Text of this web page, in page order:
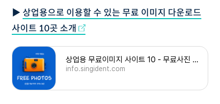
▶ 상업용으로 이용할 수 있는 무료 이미지 다운로드
사이트 10곳 소개
상업용 무료이미지 사이트 10 - 무료사진 다운로드 방법
info.singident.com